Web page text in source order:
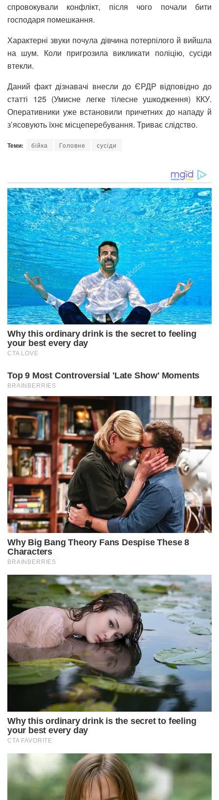
спровокували конфлікт, після чого почали бити
господаря помешкання.
Характерні звуки почула дівчина потерпілого й вийшла
на шум. Коли пригрозила викликати поліцію, сусіди
втекли.
Даний факт дізнавачі внесли до ЄРДР відповідно до
статті 125 (Умисне легке тілесне ушкодження) ККУ.
Оперативники уже встановили причетних до нападу й
з’ясовують їхнє місцеперебування. Триває слідство.
Теми: бійка Головне сусіди